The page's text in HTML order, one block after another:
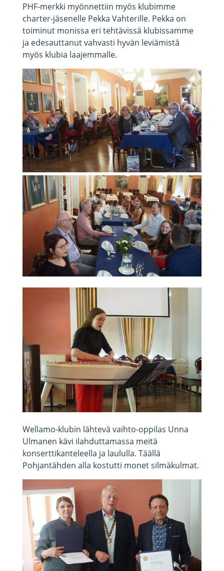
PHF-merkki myönnettiin myös klubimme
charter-jäsenelle Pekka Vahterille. Pekka on
toiminut monissa eri tehtävissä klubissamme
ja edesauttanut vahvasti hyvän leviämistä
myös klubia laajemmalle.
Wellamo-klubin lähtevä vaihto-oppilas Unna
Ulmanen kävi ilahduttamassa meitä
konserttikanteleella ja laululla. Täällä
Pohjantähden alla kostutti monet silmäkulmat.